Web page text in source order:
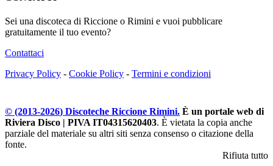
Sei una discoteca di Riccione o Rimini e vuoi pubblicare
gratuitamente il tuo evento?
Contattaci
Privacy Policy - Cookie Policy - Termini e condizioni
© (2013-2026) Discoteche Riccione Rimini. È un portale web di
Riviera Disco | PIVA IT04315620403. È vietata la copia anche
parziale del materiale su altri siti senza consenso o citazione della
fonte.
Rifiuta tutto